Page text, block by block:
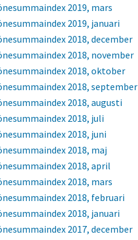
2019, mars
2019, januari
2018, december
2018, november
2018, oktober
2018, september
2018, augusti
2018, juli
2018, juni
2018, maj
2018, april
2018, mars
2018, februari
2018, januari
2017, december